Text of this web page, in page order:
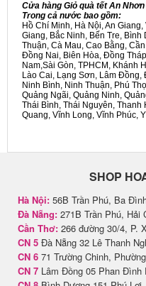
Cửa hàng Giỏ quà tết An
Trong cả nước bao gồm:
Hồ Chí Minh, Hà Nội, An
Giang, Bắc Ninh, Bến Tre,
Thuận, Cà Mau, Cao Bằng,
Đồng Nai, Biên Hòa, Đồng
Nam,Sài Gòn, TPHCM, Khánh
Lào Cai, Lạng Sơn, Lâm Đồng,
Ninh Bình, Ninh Thuận, Phú
Quảng Ngãi, Quảng Ninh,
Thái Bình, Thái Nguyên, Thanh
Quang, Vĩnh Long, Vĩnh Phúc,
SHOP
Hà Nội: 56B Trần Phú, Ba
Đà Nẵng: 271B Trần Phú, Hải
Cần Thơ: 266 đường 30/4, P.
CN 5 Đà Nẵng 32 Lê Thanh
CN 6 71 Trường Chinh,
CN 7 Lâm Đồng 05 Phan Đình